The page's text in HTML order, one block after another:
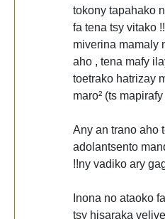
tokony tapahako
fa tena tsy vitako
miverina mamaly
aho , tena mafy
toetrako hatrizay
maro² (ts
Any an trano aho
adolantsento
!!ny vadiko ary
Inona no ataoko
tsy hisaraka